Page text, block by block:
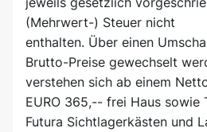
(Mehrwert-) Steuer nicht
enthalten. Über einen
Brutto-Preise gewechselt
verstehen sich ab einem
EURO 365,-- frei Haus sowie
Futura Sichtlagerkästen und